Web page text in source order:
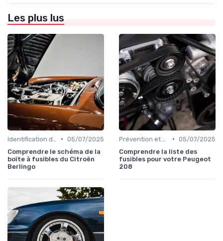
Les plus lus
• 05/07/2025
Comprendre le schéma de la
boîte à fusibles du Citroën
Berlingo
• 05/07/2025
Comprendre la liste des
fusibles pour votre Peugeot
208